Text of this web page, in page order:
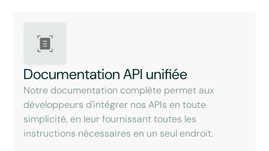
Documentation API unifiée
Notre documentation complète permet aux
développeurs d'intégrer nos APIs en toute
simplicité, en leur fournissant toutes les
instructions nécessaires en un seul endroit.